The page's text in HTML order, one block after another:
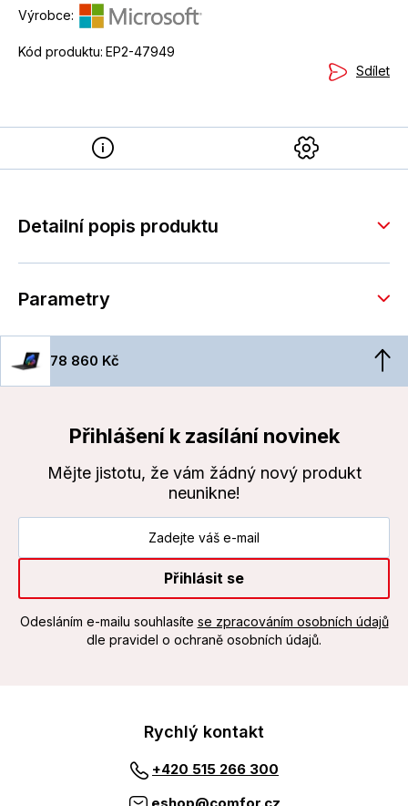
Výrobce:
Kód produktu: EP2-47949
Sdílet
Detailní popis produktu
Parametry
78 860 Kč
Přihlášení k zasílání novinek
Mějte jistotu, že vám žádný nový produkt
neunikne!
Přihlásit se
Odesláním e-mailu souhlasíte se zpracováním osobních údajů
dle pravidel o ochraně osobních údajů.
Rychlý kontakt
+420 515 266 300